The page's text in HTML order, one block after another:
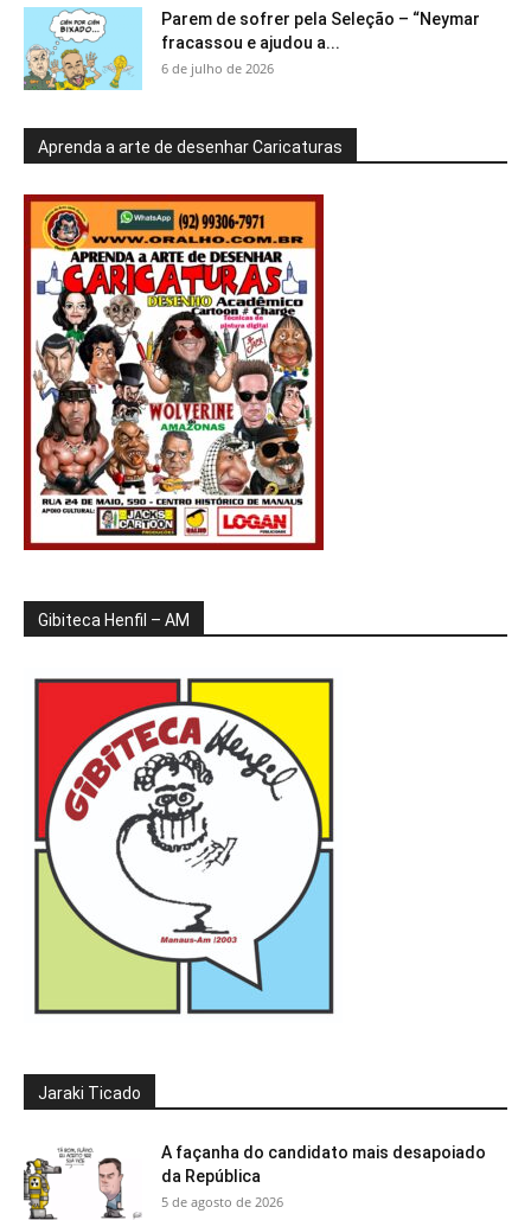
Parem de sofrer pela Seleção – “Neymar
fracassou e ajudou a...
6 de julho de 2026
Aprenda a arte de desenhar Caricaturas
Gibiteca Henfil – AM
Jaraki Ticado
A façanha do candidato mais desapoiado
da República
5 de agosto de 2026